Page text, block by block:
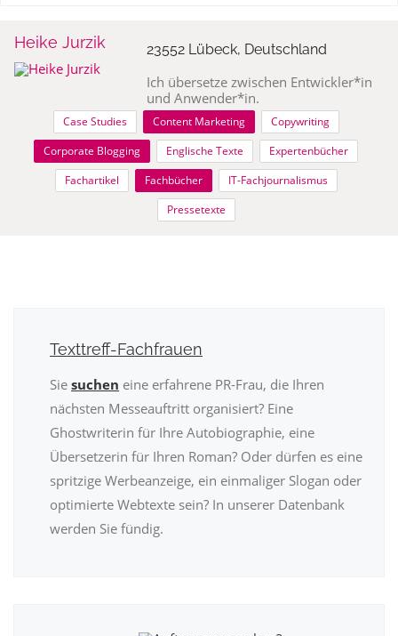
Heike Jurzik 23552 Lübeck, Deutschland
Ich übersetze zwischen Entwickler*in
und Anwender*in.
Case Studies Content Marketing
Copywriting
Corporate Blogging
Englische Texte
Expertenbücher
Fachartikel
Fachbücher
IT-Fachjournalismus
Pressetexte
Texttreff-Fachfrauen
Sie suchen eine erfahrene PR-Frau, die Ihren
nächsten Messeauftritt organisiert? Eine
Ghostwriterin für Ihre Autobiographie, eine
Übersetzerin für Ihren Roman? Oder dürfen es eine
spritzige Werbeanzeige, ein einmaliger Slogan oder
optimierte Webtexte sein? In unserer Datenbank
werden Sie fündig.